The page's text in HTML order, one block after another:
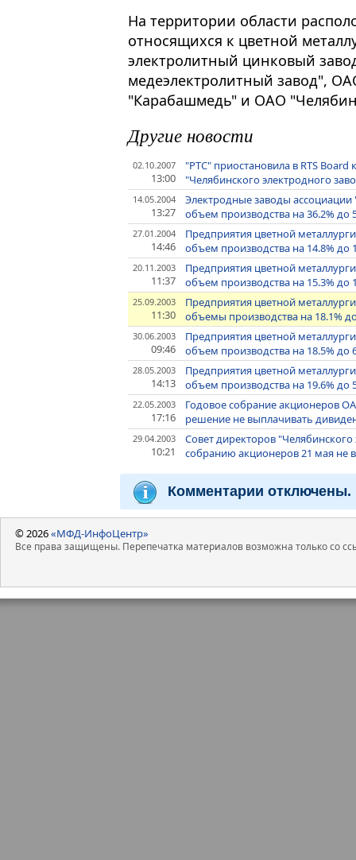
На территории области
относящихся к цветной
электролитный цинковый
медеэлектролитный завод",
"Карабашмедь" и ОАО
Другие новости
02.10.2007
13:00
"РТС" приостановила в RTS
"Челябинского электродного
14.05.2004
13:27
Электродные заводы ассоциации
объем производства на 36.2% до
27.01.2004
14:46
Предприятия цветной
объем производства на 14.8% до
20.11.2003
11:37
Предприятия цветной
объем производства на 15.3% до
25.09.2003
11:30
Предприятия цветной
объемы производства на 18.1%
30.06.2003
09:46
Предприятия цветной
объем производства на 18.5% до
28.05.2003
14:13
Предприятия цветной
объем производства на 19.6% до
22.05.2003
17:16
Годовое собрание акционеров
решение не выплачивать
29.04.2003
10:21
Совет директоров
собранию акционеров 21 мая не
Комментарии отключены.
© 2026«МФД-ИнфоЦентр»
Все права защищены. Перепечатка материалов возможна только со